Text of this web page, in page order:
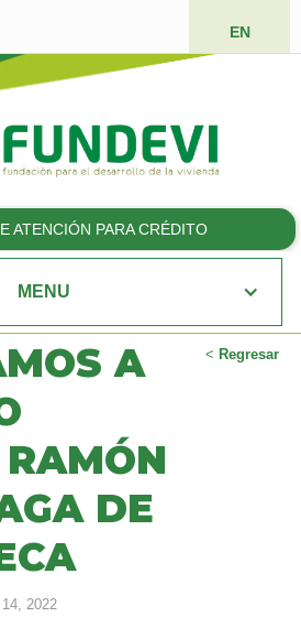
EN
ATENCIÓN PARA CRÉDITO
MENU
< Regresar
A
DE
2022